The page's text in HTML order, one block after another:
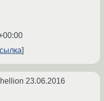
23.06.2016